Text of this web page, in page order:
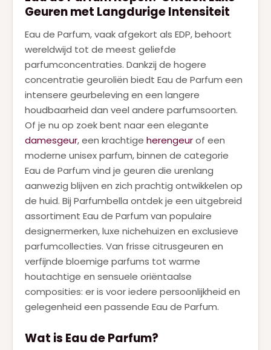
Geuren met Langdurige Intensiteit
Eau de Parfum, vaak afgekort als EDP, behoort
wereldwijd tot de meest geliefde
parfumconcentraties. Dankzij de hogere
concentratie geuroliën biedt Eau de Parfum een
intensere geurbeleving en een langere
houdbaarheid dan veel andere parfumsoorten.
Of je nu op zoek bent naar een elegante
damesgeur, een krachtige herengeurof een
moderne unisex parfum, binnen de categorie
Eau de Parfum vind je geuren die urenlang
aanwezig blijven en zich prachtig ontwikkelen op
de huid. Bij Parfumbella ontdek je een uitgebreid
assortiment Eau de Parfum van populaire
designermerken, luxe nichehuizen en exclusieve
parfumcollecties. Van frisse citrusgeuren en
verfijnde bloemige parfums tot warme
houtachtige en sensuele oriëntaalse
composities: er is voor iedere persoonlijkheid en
gelegenheid een passende Eau de Parfum.
Wat is Eau de Parfum?